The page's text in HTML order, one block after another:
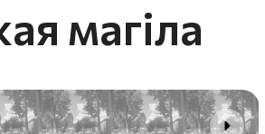
магіла